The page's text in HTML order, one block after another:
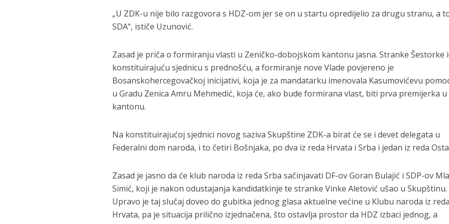
„U ZDK-u nije bilo razgovora s HDZ-om jer se on u startu opredijelio za drugu stranu, a
SDA“, ističe Uzunović.
Zasad je priča o formiranju vlasti u Zeničko-dobojskom kantonu jasna. Stranke Šestorke
konstituirajuću sjednicu s prednošću, a formiranje nove Vlade povjereno je
Bosanskohercegovačkoj inicijativi, koja je za mandatarku imenovala Kasumovićevu
u Gradu Zenica Amru Mehmedić, koja će, ako bude formirana vlast, biti prva premijerka u
kantonu.
Na konstituirajućoj sjednici novog saziva Skupštine ZDK-a birat će se i devet delegata u
Federalni dom naroda, i to četiri Bošnjaka, po dva iz reda Hrvata i Srba i jedan iz reda
Zasad je jasno da će klub naroda iz reda Srba sačinjavati DF-ov Goran Bulajić i SDP-ov
Simić, koji je nakon odustajanja kandidatkinje te stranke Vinke Aletović ušao u Skupštinu.
Upravo je taj slučaj doveo do gubitka jednog glasa aktuelne većine u Klubu naroda iz reda
Hrvata, pa je situacija prilično izjednačena, što ostavlja prostor da HDZ izbaci jednog, a